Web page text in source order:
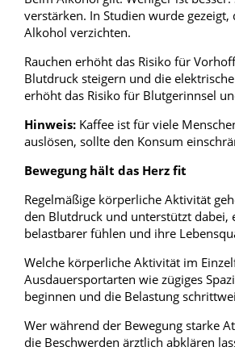
verstärken. In Studien wurde
Alkohol verzichten.
Rauchen erhöht das Risiko für
Blutdruck steigern und die
erhöht das Risiko für Blutgerinnsel
Hinweis: Kaffee ist für viele
auslösen, sollte den Konsum
Bewegung hält das Herz fit
Regelmäßige körperliche Aktivität
den Blutdruck und unterstützt dabei,
belastbarer fühlen und ihre
Welche körperliche Aktivität im
Ausdauersportarten wie zügiges
beginnen und die Belastung
Wer während der Bewegung starke
die Beschwerden ärztlich abklären